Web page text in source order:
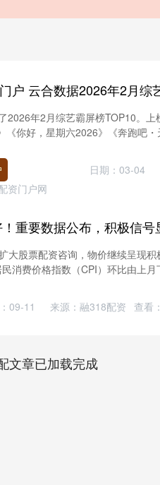
2026年2月综艺霸屏榜TOP10。
《你好，星期六2026》《奔跑吧
日期：03-04
资门户网
重要数据公布，积极信号
大股票配资咨询，物价继续呈现
消费价格指数（CPI）环比由上
09-11 来源：融318配资 查看：
文章已加载完成